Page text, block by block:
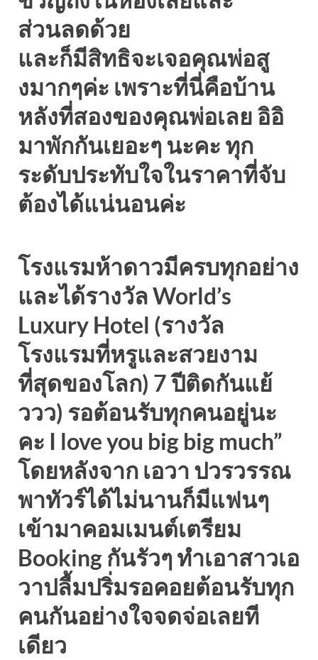
ส่วนลดด้วย
และก็มีสิทธิจะเจอคุณพ่อสู
งมากๆค่ะ เพราะที่นี่คือบ้าน
หลังที่สองของคุณพ่อเลย อิอิ
มาพักกันเยอะๆ นะคะ ทุก
ระดับประทับใจในราคาที่จับ
ต้องได้แน่นอนค่ะ
โรงแรมห้าดาวมีครบทุกอย่าง
และได้รางวัล World’s
Luxury Hotel (รางวัล
โรงแรมที่หรูและสวยงาม
ที่สุดของโลก) 7 ปีติดกันแย้
ววว) รอต้อนรับทุกคนอยู่นะ
คะ I love you big big much”
โดยหลังจาก เอวา ปวรวรรณ
พาทัวร์ได้ไม่นานก็มีแฟนๆ
เข้ามาคอมเมนต์เตรียม
Booking กันรัวๆ ทำเอาสาวเอ
วาปลื้มปริ่มรอคอยต้อนรับทุก
คนกันอย่างใจจดจ่อเลยที
เดียว